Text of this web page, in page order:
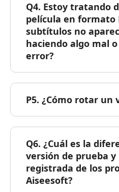
Q4. Estoy tratando
película en formato
subtítulos no
haciendo algo mal
error?
P5. ¿Cómo rotar un
Q6. ¿Cuál es la
versión de prueba y
registrada de los
Aiseesoft?